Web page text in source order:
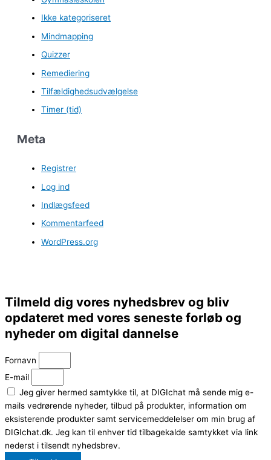
Ikke kategoriseret
Mindmapping
Quizzer
Remediering
Tilfældighedsudvælgelse
Timer (tid)
Meta
Registrer
Log ind
Indlægsfeed
Kommentarfeed
WordPress.org
Tilmeld dig vores nyhedsbrev og bliv
opdateret med vores seneste forløb og
nyheder om digital dannelse
Fornavn
E-mail
Jeg giver hermed samtykke til, at DIGIchat må sende mig e-
mails vedrørende nyheder, tilbud på produkter, information om
eksisterende produkter samt servicemeddelelser om min brug af
DIGIchat.dk. Jeg kan til enhver tid tilbagekalde samtykket via link
nederst i tilsendt nyhedsbrev.